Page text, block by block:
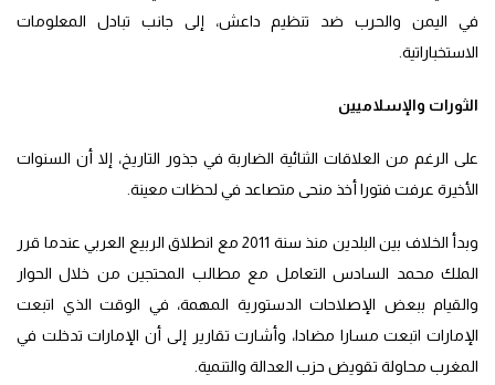
في اليمن والحرب ضد تنظيم داعش، إلى جانب تبادل المعلومات
الاستخباراتية.
الثورات والإسلاميين
على الرغم من العلاقات الثنائية الضاربة في جذور التاريخ، إلا أن السنوات
الأخيرة عرفت فتورا أخذ منحى متصاعد في لحظات معينة.
وبدأ الخلاف بين البلدين منذ سنة 2011 مع انطلاق الربيع العربي عندما قرر
الملك محمد السادس التعامل مع مطالب المحتجين من خلال الحوار
والقيام ببعض الإصلاحات الدستورية المهمة، في الوقت الذي اتبعت
الإمارات اتبعت مسارا مضادا، وأشارت تقارير إلى أن الإمارات تدخلت في
المغرب محاولة تقويض حزب العدالة والتنمية.